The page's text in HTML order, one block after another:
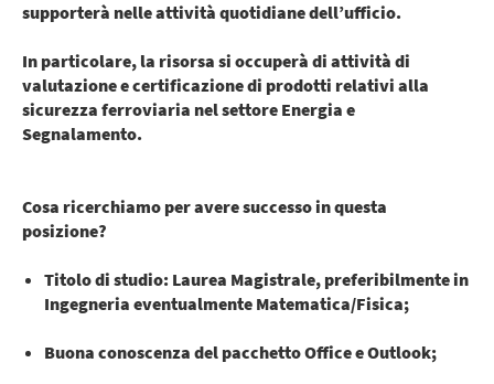
supporterà nelle attività quotidiane dell’ufficio.
In particolare, la risorsa si occuperà di attività di
valutazione e certificazione di prodotti relativi alla
sicurezza ferroviaria nel settore Energia e
Segnalamento.
Cosa ricerchiamo per avere successo in questa
posizione?
Titolo di studio: Laurea Magistrale, preferibilmente in
Ingegneria eventualmente Matematica/Fisica;
Buona conoscenza del pacchetto Office e Outlook;